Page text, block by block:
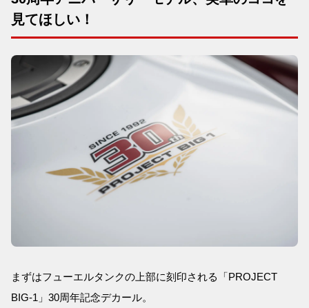
見てほしい！
まずはフューエルタンクの上部に刻印される「PROJECT
BIG-1」30周年記念デカール。